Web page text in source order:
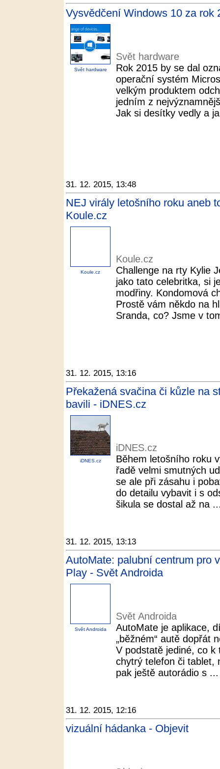
Vysvědčení Windows 10 za rok
Svět hardware
Svět hardware
Rok 2015 by se dal
operační systém
velkým produktem
jedním z
Jak si desítky vedly a
31. 12. 2015, 13:48
NEJ virály letošního roku aneb
Koule.cz
Koule.cz
Koule.cz
Challenge na rty Kylie
jako tato celebritka, si
modřiny. Kondomová
Prostě vám někdo na
Sranda, co? Jsme v
31. 12. 2015, 13:16
Překažená svačina či kůzle na
bavili - iDNES.cz
iDNES.cz
iDNES.cz
Během letošního roku
řadě velmi smutných
se ale při zásahu i
do detailu vybavit i s
šikula se dostal až na
31. 12. 2015, 13:13
AutoMate: palubní centrum pro
Play - Svět Androida
Svět Androida
Svět Androida
AutoMate je aplikace,
„běžném“ autě dopřát
V podstatě jediné, co k
chytrý telefon či tablet,
pak ještě autorádio s ...
31. 12. 2015, 12:16
vizuální hádanka - Objevit